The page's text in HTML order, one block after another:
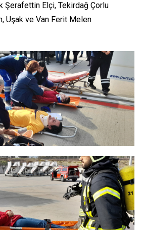
Şerafettin Elçi, Tekirdağ Çorlu
Uşak ve Van Ferit Melen